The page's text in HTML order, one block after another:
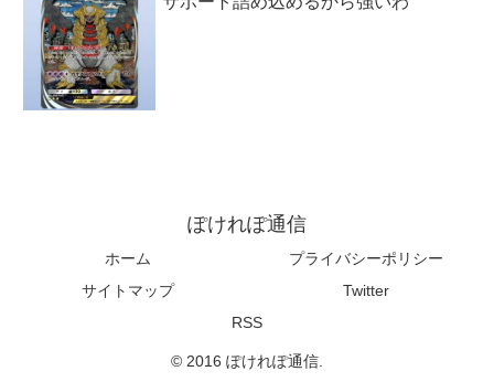
ぽけれぽ通信
ホーム
プライバシーポリシー
サイトマップ
Twitter
RSS
© 2016 ぽけれぽ通信.